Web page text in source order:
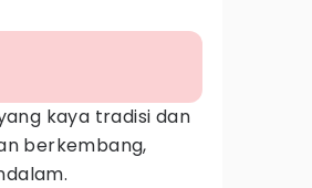
kaya tradisi dan
berkembang,